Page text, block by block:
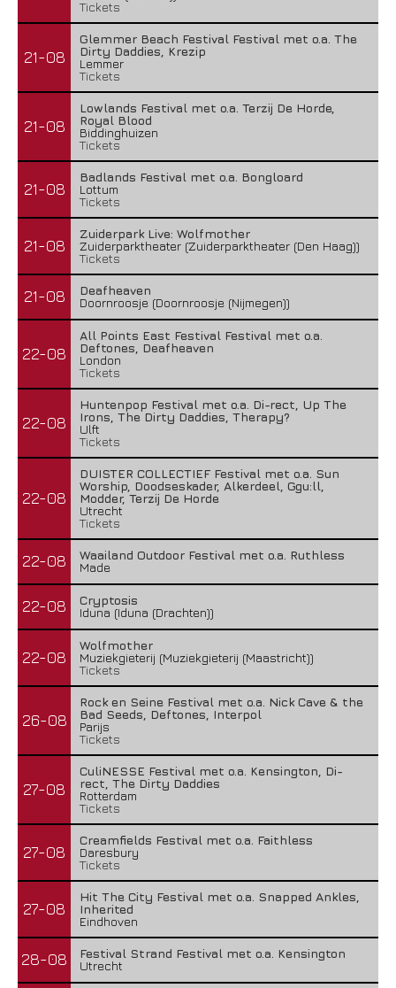
Tickets
21-08
Glemmer Beach Festival Festival met o.a. The
Dirty Daddies, Krezip
Lemmer
Tickets
21-08
Lowlands Festival met o.a. Terzij De Horde,
Royal Blood
Biddinghuizen
Tickets
21-08
Badlands Festival met o.a. Bongloard
Lottum
Tickets
21-08
Zuiderpark Live: Wolfmother
Zuiderparktheater (Zuiderparktheater (Den Haag))
Tickets
21-08
Deafheaven
Doornroosje (Doornroosje (Nijmegen))
22-08
All Points East Festival Festival met o.a.
Deftones, Deafheaven
London
Tickets
22-08
Huntenpop Festival met o.a. Di-rect, Up The
Irons, The Dirty Daddies, Therapy?
Ulft
Tickets
22-08
DUISTER COLLECTIEF Festival met o.a. Sun
Worship, Doodseskader, Alkerdeel, Ggu:ll,
Modder, Terzij De Horde
Utrecht
Tickets
22-08
Waailand Outdoor Festival met o.a. Ruthless
Made
22-08
Cryptosis
Iduna (Iduna (Drachten))
22-08
Wolfmother
Muziekgieterij (Muziekgieterij (Maastricht))
Tickets
26-08
Rock en Seine Festival met o.a. Nick Cave & the
Bad Seeds, Deftones, Interpol
Parijs
Tickets
27-08
CuliNESSE Festival met o.a. Kensington, Di-
rect, The Dirty Daddies
Rotterdam
Tickets
27-08
Creamfields Festival met o.a. Faithless
Daresbury
Tickets
27-08
Hit The City Festival met o.a. Snapped Ankles,
Inherited
Eindhoven
28-08
Festival Strand Festival met o.a. Kensington
Utrecht